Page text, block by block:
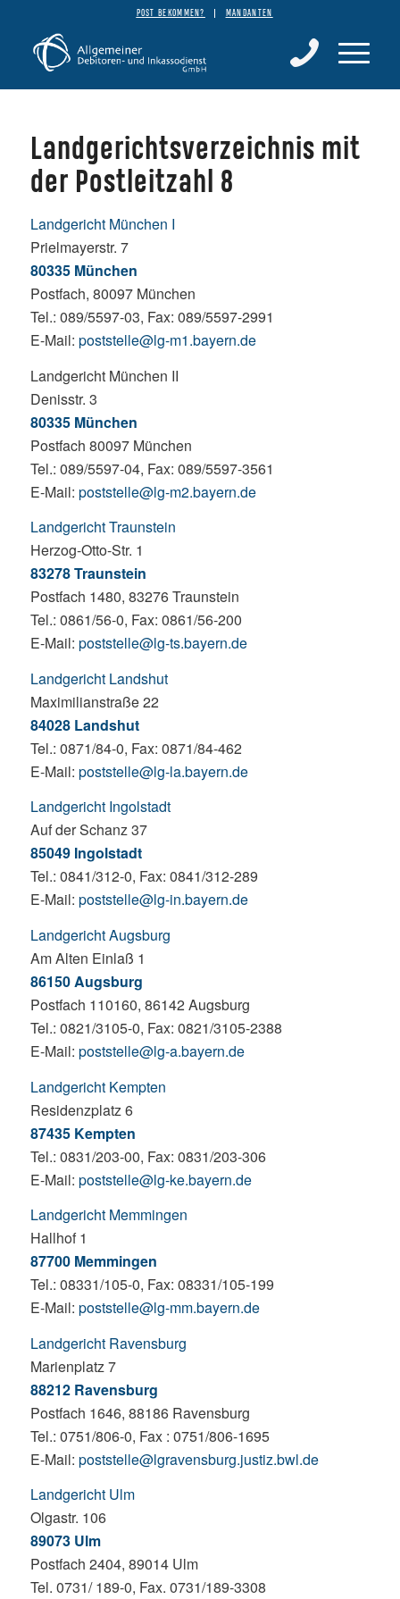
POST BEKOMMEN? MANDANTEN
Landgerichtsverzeichnis mit
der Postleitzahl 8
Landgericht München I
Prielmayerstr. 7
80335 München
Postfach, 80097 München
Tel.: 089/5597-03, Fax: 089/5597-2991
E-Mail: poststelle@lg-m1.bayern.de
Landgericht München II
Denisstr. 3
80335 München
Postfach 80097 München
Tel.: 089/5597-04, Fax: 089/5597-3561
E-Mail: poststelle@lg-m2.bayern.de
Landgericht Traunstein
Herzog-Otto-Str. 1
83278 Traunstein
Postfach 1480, 83276 Traunstein
Tel.: 0861/56-0, Fax: 0861/56-200
E-Mail: poststelle@lg-ts.bayern.de
Landgericht Landshut
Maximilianstraße 22
84028 Landshut
Tel.: 0871/84-0, Fax: 0871/84-462
E-Mail: poststelle@lg-la.bayern.de
Landgericht Ingolstadt
Auf der Schanz 37
85049 Ingolstadt
Tel.: 0841/312-0, Fax: 0841/312-289
E-Mail: poststelle@lg-in.bayern.de
Landgericht Augsburg
Am Alten Einlaß 1
86150 Augsburg
Postfach 110160, 86142 Augsburg
Tel.: 0821/3105-0, Fax: 0821/3105-2388
E-Mail: poststelle@lg-a.bayern.de
Landgericht Kempten
Residenzplatz 6
87435 Kempten
Tel.: 0831/203-00, Fax: 0831/203-306
E-Mail: poststelle@lg-ke.bayern.de
Landgericht Memmingen
Hallhof 1
87700 Memmingen
Tel.: 08331/105-0, Fax: 08331/105-199
E-Mail: poststelle@lg-mm.bayern.de
Landgericht Ravensburg
Marienplatz 7
88212 Ravensburg
Postfach 1646, 88186 Ravensburg
Tel.: 0751/806-0, Fax : 0751/806-1695
E-Mail: poststelle@lgravensburg.justiz.bwl.de
Landgericht Ulm
Olgastr. 106
89073 Ulm
Postfach 2404, 89014 Ulm
Tel. 0731/ 189-0, Fax. 0731/189-3308